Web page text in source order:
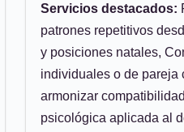
Servicios destacados:
patrones repetitivos
y posiciones natales,
individuales o de pareja
armonizar
psicológica aplicada al